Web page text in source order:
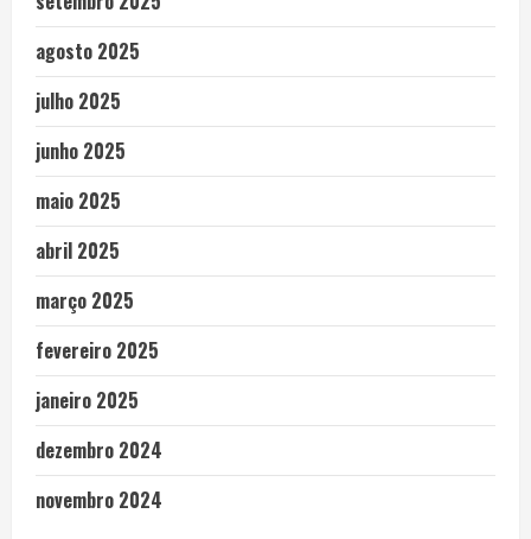
agosto 2025
julho 2025
junho 2025
maio 2025
abril 2025
março 2025
fevereiro 2025
janeiro 2025
dezembro 2024
novembro 2024